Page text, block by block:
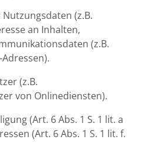
(z.B.
an Inhalten,
(z.B.
(z.B.
von Onlinediensten).
(Art. 6 Abs. 1 S. 1 lit. a
(Art. 6 Abs. 1 S. 1 lit. f.